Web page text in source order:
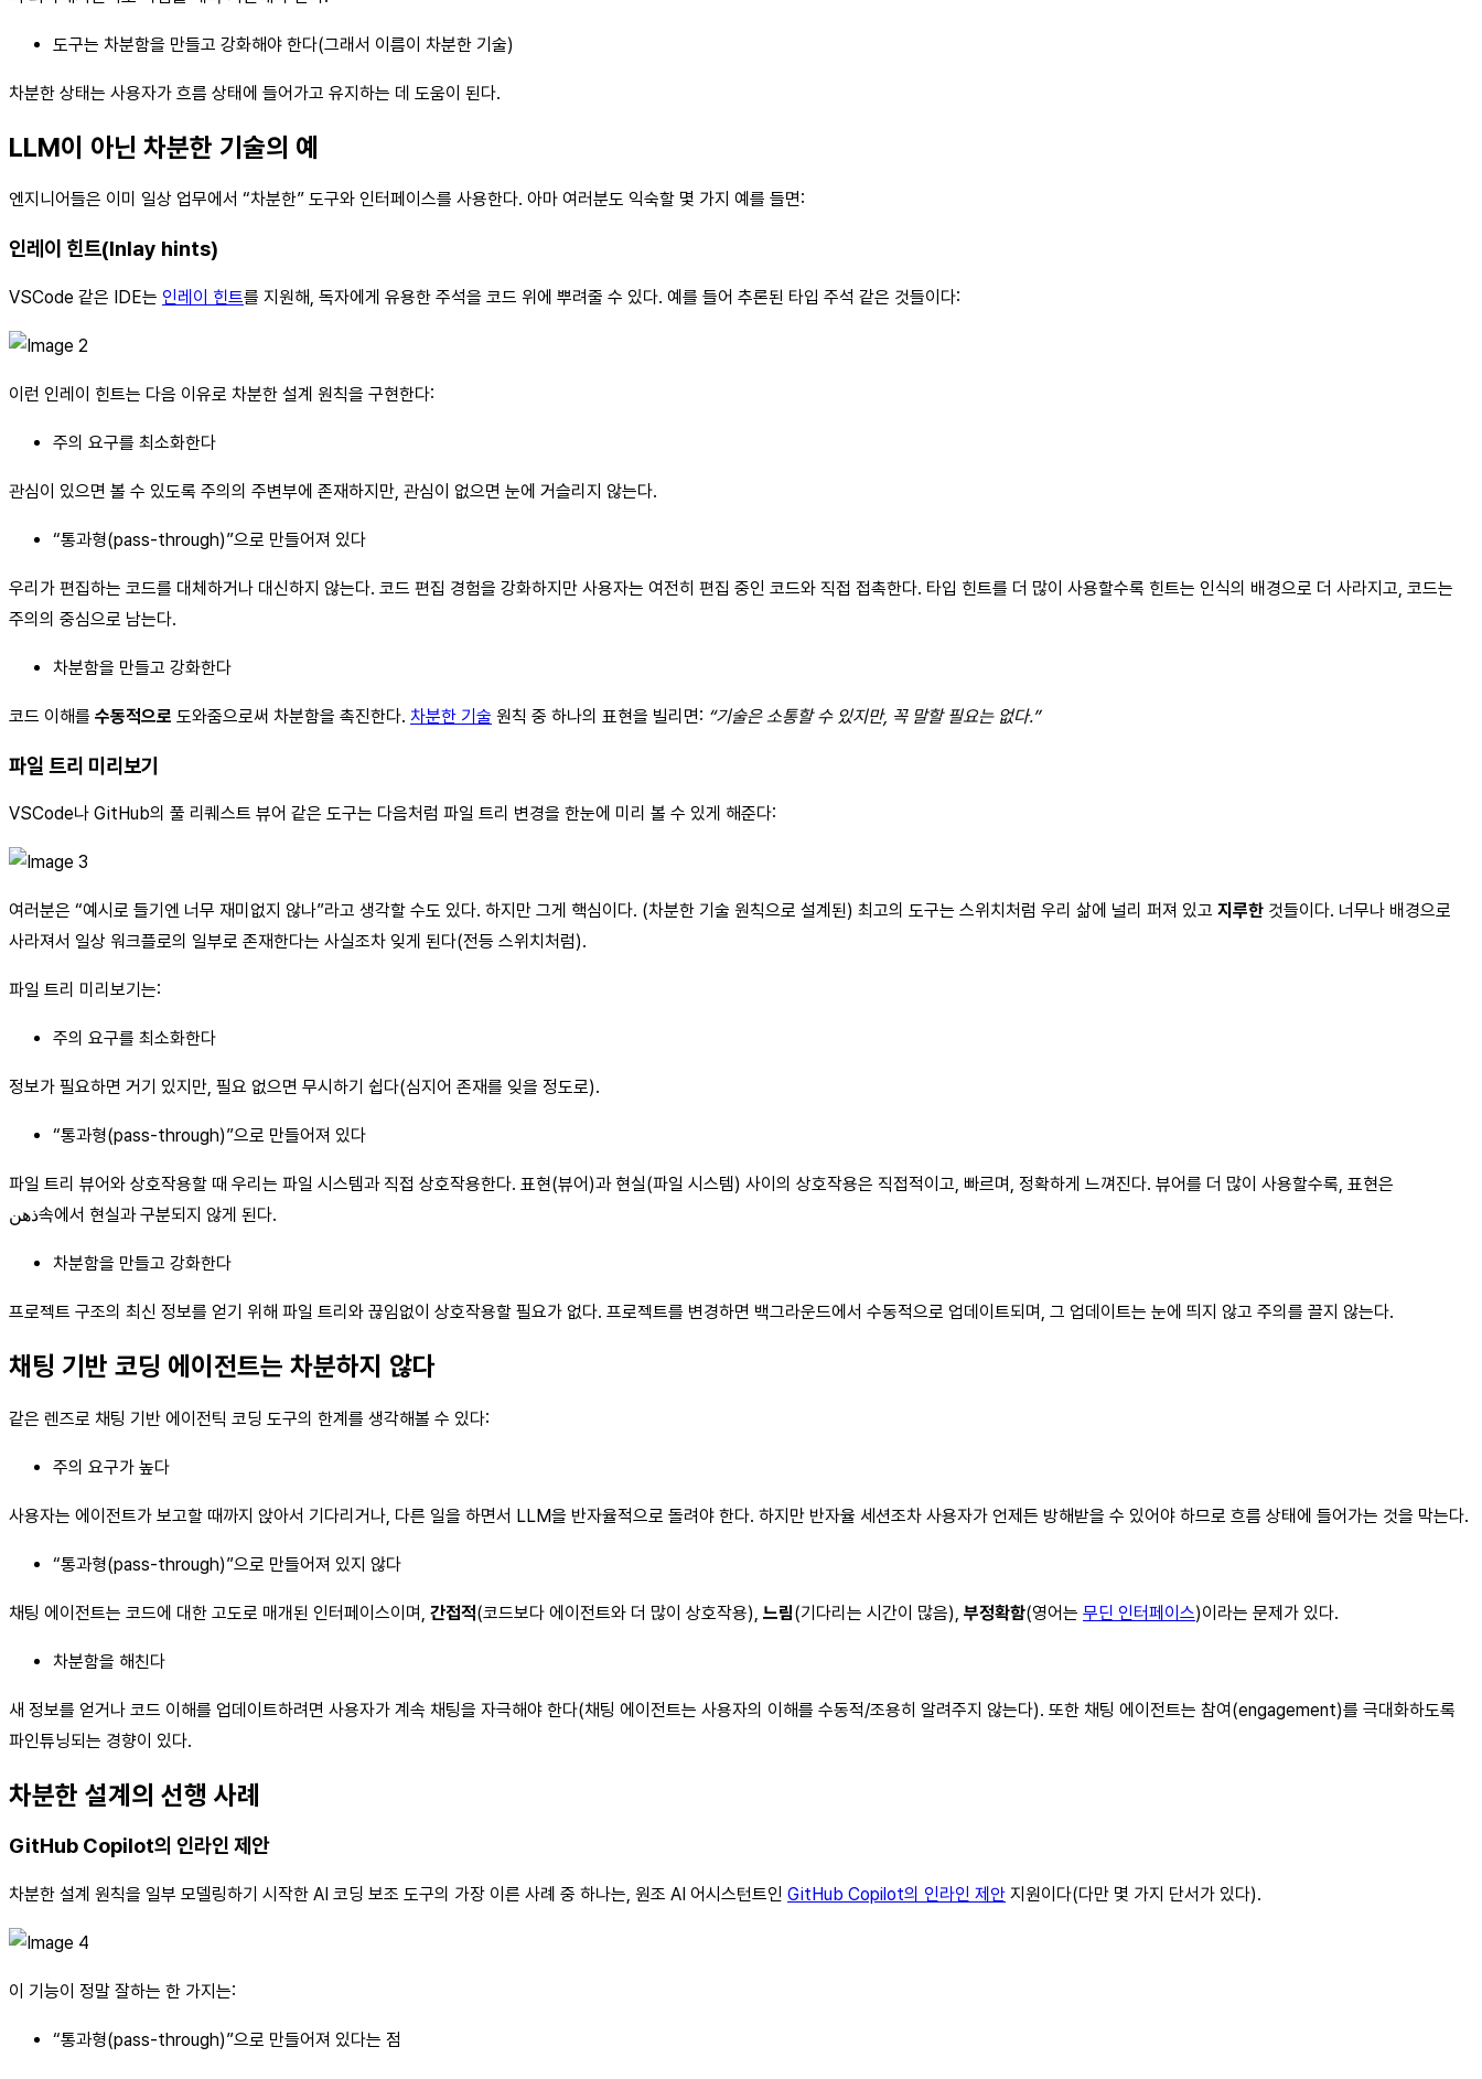
도구는 차분함을 만들고 강화해야 한다(그래서 이름이 차분한 기술)
차분한 상태는 사용자가 흐름 상태에 들어가고 유지하는 데 도움이 된다.
LLM이 아닌 차분한 기술의 예
엔지니어들은 이미 일상 업무에서 “차분한” 도구와 인터페이스를 사용한다. 아마 여러분도 익숙할 몇 가지 예를 들면:
인레이 힌트(Inlay hints)
VSCode 같은 IDE는 인레이 힌트를 지원해, 독자에게 유용한 주석을 코드 위에 뿌려줄 수 있다. 예를 들어 추론된 타입 주석 같은 것들이다:
이런 인레이 힌트는 다음 이유로 차분한 설계 원칙을 구현한다:
주의 요구를 최소화한다
관심이 있으면 볼 수 있도록 주의의 주변부에 존재하지만, 관심이 없으면 눈에 거슬리지 않는다.
“통과형(pass-through)”으로 만들어져 있다
우리가 편집하는 코드를 대체하거나 대신하지 않는다. 코드 편집 경험을 강화하지만 사용자는 여전히 편집 중인 코드와 직접 접촉한다. 타입 힌트를 더 많이 사용할수록 힌트는 인식의 배경으로 더 사라지고, 코드는
주의의 중심으로 남는다.
차분함을 만들고 강화한다
코드 이해를 수동적으로 도와줌으로써 차분함을 촉진한다. 차분한 기술 원칙 중 하나의 표현을 빌리면: “기술은 소통할 수 있지만, 꼭 말할 필요는 없다.”
파일 트리 미리보기
VSCode나 GitHub의 풀 리퀘스트 뷰어 같은 도구는 다음처럼 파일 트리 변경을 한눈에 미리 볼 수 있게 해준다:
여러분은 “예시로 들기엔 너무 재미없지 않나”라고 생각할 수도 있다. 하지만 그게 핵심이다. (차분한 기술 원칙으로 설계된) 최고의 도구는 스위치처럼 우리 삶에 널리 퍼져 있고 지루한 것들이다. 너무나 배경으로
사라져서 일상 워크플로의 일부로 존재한다는 사실조차 잊게 된다(전등 스위치처럼).
파일 트리 미리보기는:
주의 요구를 최소화한다
정보가 필요하면 거기 있지만, 필요 없으면 무시하기 쉽다(심지어 존재를 잊을 정도로).
“통과형(pass-through)”으로 만들어져 있다
파일 트리 뷰어와 상호작용할 때 우리는 파일 시스템과 직접 상호작용한다. 표현(뷰어)과 현실(파일 시스템) 사이의 상호작용은 직접적이고, 빠르며, 정확하게 느껴진다. 뷰어를 더 많이 사용할수록, 표현은
ذهن속에서 현실과 구분되지 않게 된다.
차분함을 만들고 강화한다
프로젝트 구조의 최신 정보를 얻기 위해 파일 트리와 끊임없이 상호작용할 필요가 없다. 프로젝트를 변경하면 백그라운드에서 수동적으로 업데이트되며, 그 업데이트는 눈에 띄지 않고 주의를 끌지 않는다.
채팅 기반 코딩 에이전트는 차분하지 않다
같은 렌즈로 채팅 기반 에이전틱 코딩 도구의 한계를 생각해볼 수 있다:
주의 요구가 높다
사용자는 에이전트가 보고할 때까지 앉아서 기다리거나, 다른 일을 하면서 LLM을 반자율적으로 돌려야 한다. 하지만 반자율 세션조차 사용자가 언제든 방해받을 수 있어야 하므로 흐름 상태에 들어가는 것을 막는다.
“통과형(pass-through)”으로 만들어져 있지 않다
채팅 에이전트는 코드에 대한 고도로 매개된 인터페이스이며, 간접적(코드보다 에이전트와 더 많이 상호작용), 느림(기다리는 시간이 많음), 부정확함(영어는 무딘 인터페이스)이라는 문제가 있다.
차분함을 해친다
새 정보를 얻거나 코드 이해를 업데이트하려면 사용자가 계속 채팅을 자극해야 한다(채팅 에이전트는 사용자의 이해를 수동적/조용히 알려주지 않는다). 또한 채팅 에이전트는 참여(engagement)를 극대화하도록
파인튜닝되는 경향이 있다.
차분한 설계의 선행 사례
GitHub Copilot의 인라인 제안
차분한 설계 원칙을 일부 모델링하기 시작한 AI 코딩 보조 도구의 가장 이른 사례 중 하나는, 원조 AI 어시스턴트인 GitHub Copilot의 인라인 제안 지원이다(다만 몇 가지 단서가 있다).
이 기능이 정말 잘하는 한 가지는:
“통과형(pass-through)”으로 만들어져 있다는 점